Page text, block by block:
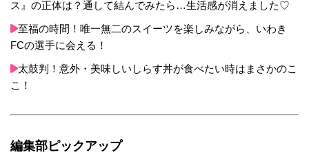
ス』の正体は？通して結んでみたら…生活感が消えました♡
至福の時間！唯一無二のスイーツを楽しみながら、いわき
FCの選手に会える！
太鼓判！意外・美味しいしらす丼が食べたい時はまさかのこ
こ！
編集部ピックアップ